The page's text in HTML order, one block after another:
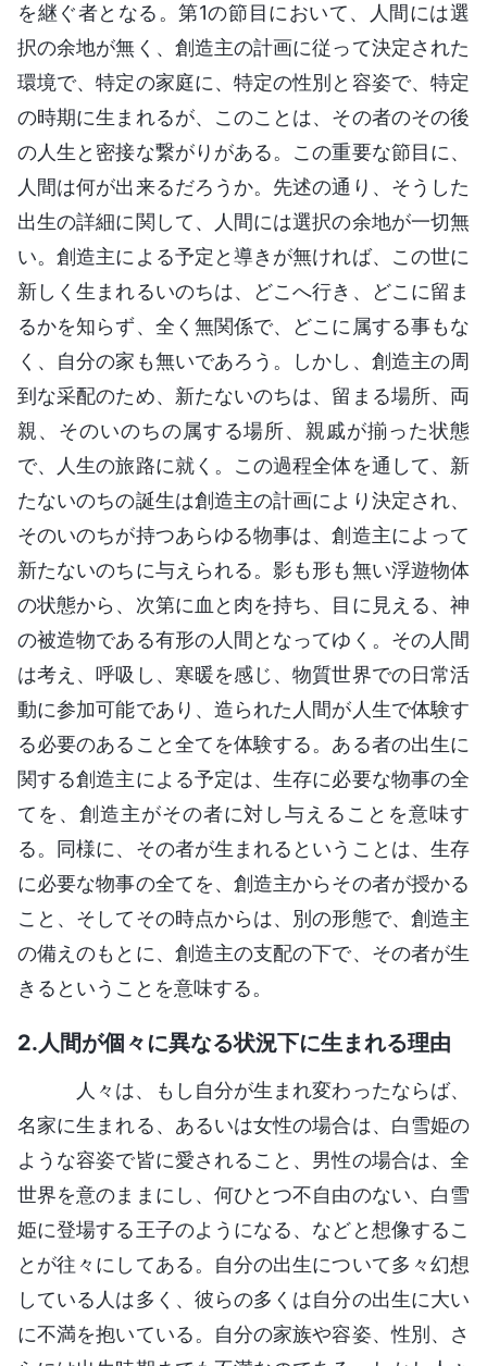
を継ぐ者となる。第1の節目において、人間には選
択の余地が無く、創造主の計画に従って決定された
環境で、特定の家庭に、特定の性別と容姿で、特定
の時期に生まれるが、このことは、その者のその後
の人生と密接な繋がりがある。この重要な節目に、
人間は何が出来るだろうか。先述の通り、そうした
出生の詳細に関して、人間には選択の余地が一切無
い。創造主による予定と導きが無ければ、この世に
新しく生まれるいのちは、どこへ行き、どこに留ま
るかを知らず、全く無関係で、どこに属する事もな
く、自分の家も無いであろう。しかし、創造主の周
到な采配のため、新たないのちは、留まる場所、両
親、そのいのちの属する場所、親戚が揃った状態
で、人生の旅路に就く。この過程全体を通して、新
たないのちの誕生は創造主の計画により決定され、
そのいのちが持つあらゆる物事は、創造主によって
新たないのちに与えられる。影も形も無い浮遊物体
の状態から、次第に血と肉を持ち、目に見える、神
の被造物である有形の人間となってゆく。その人間
は考え、呼吸し、寒暖を感じ、物質世界での日常活
動に参加可能であり、造られた人間が人生で体験す
る必要のあること全てを体験する。ある者の出生に
関する創造主による予定は、生存に必要な物事の全
てを、創造主がその者に対し与えることを意味す
る。同様に、その者が生まれるということは、生存
に必要な物事の全てを、創造主からその者が授かる
こと、そしてその時点からは、別の形態で、創造主
の備えのもとに、創造主の支配の下で、その者が生
きるということを意味する。
2.人間が個々に異なる状況下に生まれる理由
人々は、もし自分が生まれ変わったならば、
名家に生まれる、あるいは女性の場合は、白雪姫の
ような容姿で皆に愛されること、男性の場合は、全
世界を意のままにし、何ひとつ不自由のない、白雪
姫に登場する王子のようになる、などと想像するこ
とが往々にしてある。自分の出生について多々幻想
している人は多く、彼らの多くは自分の出生に大い
に不満を抱いている。自分の家族や容姿、性別、さ